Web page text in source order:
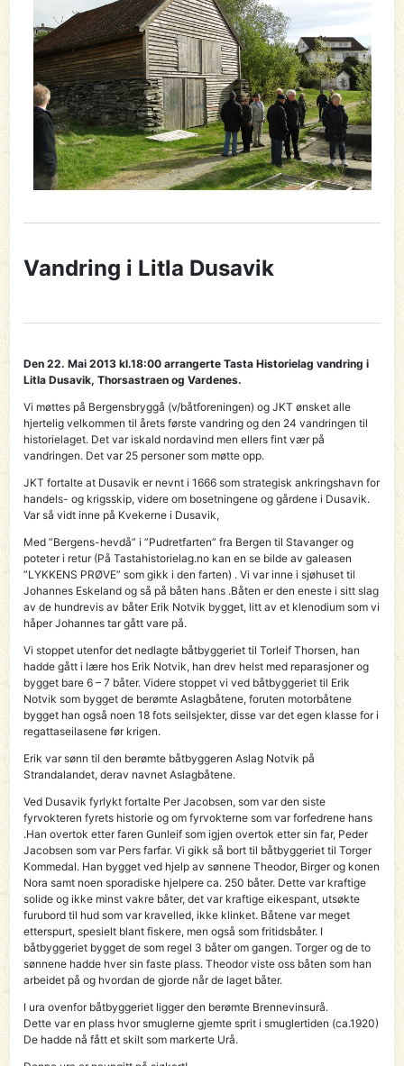
Vandring i Litla Dusavik
Den 22. Mai 2013 kl.18:00 arrangerte Tasta Historielag vandring i
Litla Dusavik, Thorsastraen og Vardenes.
Vi møttes på Bergensbryggå (v/båtforeningen) og JKT ønsket alle
hjertelig velkommen til årets første vandring og den 24 vandringen til
historielaget. Det var iskald nordavind men ellers fint vær på
vandringen. Det var 25 personer som møtte opp.
JKT fortalte at Dusavik er nevnt i 1666 som strategisk ankringshavn for
handels- og krigsskip, videre om bosetningene og gårdene i Dusavik.
Var så vidt inne på Kvekerne i Dusavik,
Med ”Bergens-hevdå” i ”Pudretfarten” fra Bergen til Stavanger og
poteter i retur (På Tastahistorielag.no kan en se bilde av galeasen
”LYKKENS PRØVE” som gikk i den farten) . Vi var inne i sjøhuset til
Johannes Eskeland og så på båten hans .Båten er den eneste i sitt slag
av de hundrevis av båter Erik Notvik bygget, litt av et klenodium som vi
håper Johannes tar gått vare på.
Vi stoppet utenfor det nedlagte båtbyggeriet til Torleif Thorsen, han
hadde gått i lære hos Erik Notvik, han drev helst med reparasjoner og
bygget bare 6 – 7 båter. Videre stoppet vi ved båtbyggeriet til Erik
Notvik som bygget de berømte Aslagbåtene, foruten motorbåtene
bygget han også noen 18 fots seilsjekter, disse var det egen klasse for i
regattaseilasene før krigen.
Erik var sønn til den berømte båtbyggeren Aslag Notvik på
Strandalandet, derav navnet Aslagbåtene.
Ved Dusavik fyrlykt fortalte Per Jacobsen, som var den siste
fyrvokteren fyrets historie og om fyrvokterne som var forfedrene hans
.Han overtok etter faren Gunleif som igjen overtok etter sin far, Peder
Jacobsen som var Pers farfar. Vi gikk så bort til båtbyggeriet til Torger
Kommedal. Han bygget ved hjelp av sønnene Theodor, Birger og konen
Nora samt noen sporadiske hjelpere ca. 250 båter. Dette var kraftige
solide og ikke minst vakre båter, det var kraftige eikespant, utsøkte
furubord til hud som var kravelled, ikke klinket. Båtene var meget
etterspurt, spesielt blant fiskere, men også som fritidsbåter. I
båtbyggeriet bygget de som regel 3 båter om gangen. Torger og de to
sønnene hadde hver sin faste plass. Theodor viste oss båten som han
arbeidet på og hvordan de gjorde når de laget båter.
I ura ovenfor båtbyggeriet ligger den berømte Brennevinsurå.
Dette var en plass hvor smuglerne gjemte sprit i smuglertiden (ca.1920)
De hadde nå fått et skilt som markerte Urå.